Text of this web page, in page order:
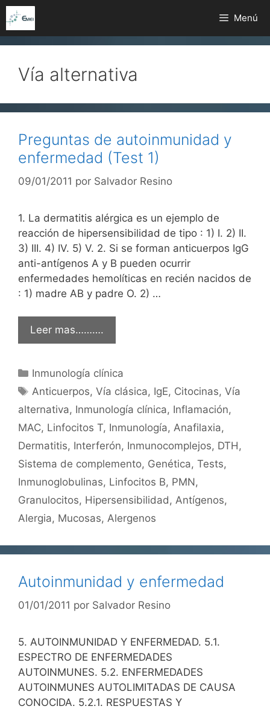
Saltar
al
contenido
Menú
Vía alternativa
Preguntas de autoinmunidad y
enfermedad (Test 1)
09/01/2011 por Salvador Resino
1. La dermatitis alérgica es un ejemplo de
reacción de hipersensibilidad de tipo : 1) I. 2) II.
3) III. 4) IV. 5) V. 2. Si se forman anticuerpos IgG
anti-antígenos A y B pueden ocurrir
enfermedades hemolíticas en recién nacidos de
: 1) madre AB y padre O. 2) …
Leer mas……….
Categorías
Inmunología clínica
Etiquetas
Anticuerpos,Vía clásica, IgE, Citocinas,Vía
alternativa, Inmunología clínica, Inflamación,
MAC, Linfocitos T, Inmunología, Anafilaxia,
Dermatitis, Interferón, Inmunocomplejos, DTH,
Sistema de complemento, Genética, Tests,
Inmunoglobulinas, Linfocitos B, PMN,
Granulocitos, Hipersensibilidad, Antígenos,
Alergia, Mucosas, Alergenos
Autoinmunidad y enfermedad
01/01/2011 por Salvador Resino
5. AUTOINMUNIDAD Y ENFERMEDAD. 5.1.
ESPECTRO DE ENFERMEDADES
AUTOINMUNES. 5.2. ENFERMEDADES
AUTOINMUNES AUTOLIMITADAS DE CAUSA
CONOCIDA. 5.2.1. RESPUESTAS Y